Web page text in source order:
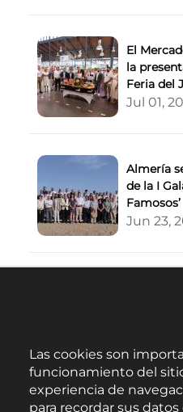
El
la
Feria del
Jul 01,
Almería
de la I
Famosos’
Jun 23,
Las cookies son
funcionamiento del
experiencia de
para recordar sus